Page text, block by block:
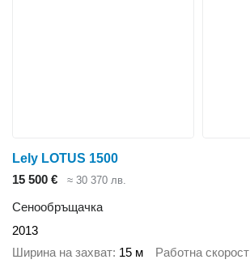
Lely LOTUS 1500
15 500 €
≈ 30 370 лв.
Сенообръщачка
2013
Ширина на захват 15 м Работна скорост